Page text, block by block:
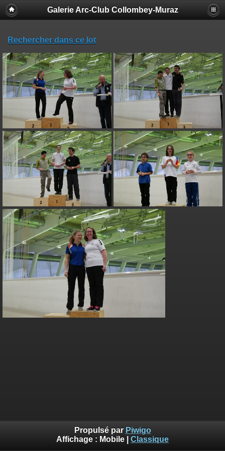
Galerie Arc-Club Collombey-Muraz
Rechercher dans ce lot
Propulsé par Piwigo
Affichage : Mobile Classique